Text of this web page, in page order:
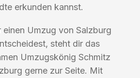
erkunden kannst.
Umzug von Salzburg
steht dir das
Umzugskönig Schmitz
gerne zur Seite. Mit